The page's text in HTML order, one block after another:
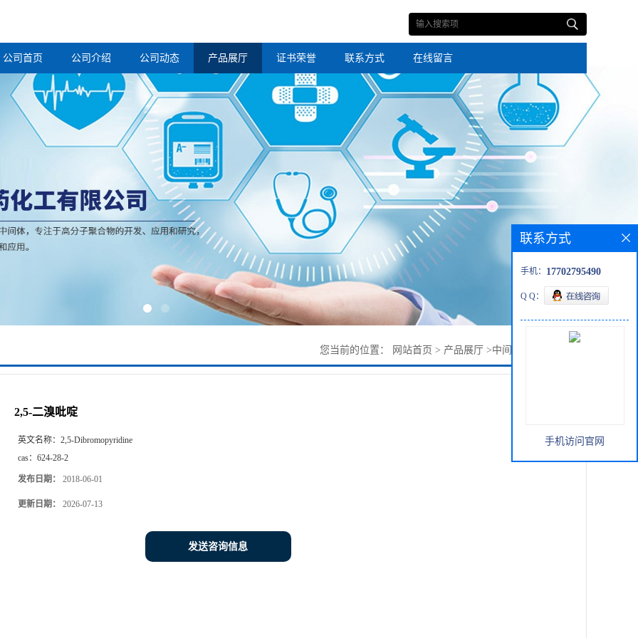
公司首页 公司介绍 公司动态 产品展厅 证书荣誉 联系方式 在线留言
您当前的位置： 网站首页 > 产品展厅 >中间体
2,5-二溴吡啶
英文名称： 2,5-Dibromopyridine
cas： 624-28-2
发布日期： 2018-06-01
更新日期： 2026-07-13
发送咨询信息
联系方式
手机： 17702795490
Q Q：
手机访问官网